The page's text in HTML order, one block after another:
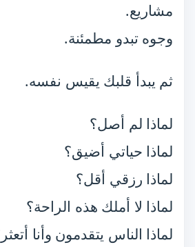
مشاريع.
وجوه تبدو مطمئنة.
ثم يبدأ قلبك يقيس نفسه.
لماذا لم أصل؟
لماذا حياتي أضيق؟
لماذا رزقي أقل؟
لماذا لا أملك هذه الراحة؟
لماذا الناس يتقدمون وأنا